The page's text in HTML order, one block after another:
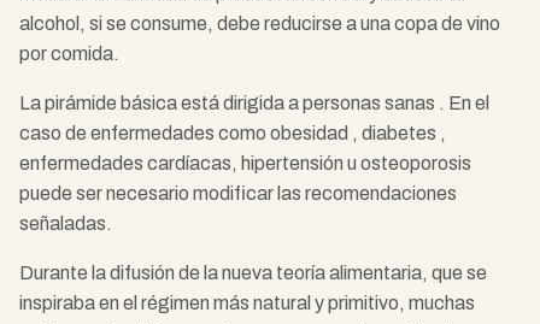
alcohol, si se consume, debe reducirse a una copa de vino
por comida.
La pirámide básica está dirigida a personas sanas . En el
caso de enfermedades como obesidad , diabetes ,
enfermedades cardíacas, hipertensión u osteoporosis
puede ser necesario modificar las recomendaciones
señaladas.
Durante la difusión de la nueva teoría alimentaria, que se
inspiraba en el régimen más natural y primitivo, muchas